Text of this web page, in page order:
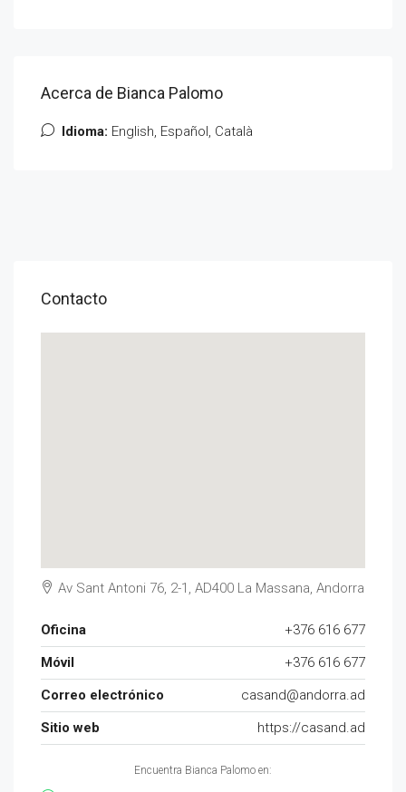
Acerca de Bianca Palomo
Idioma: English, Español, Català
Contacto
Av Sant Antoni 76, 2-1, AD400 La Massana, Andorra
Oficina
+376 616 677
Móvil
+376 616 677
Correo electrónico
casand@andorra.ad
Sitio web
https://casand.ad
Encuentra Bianca Palomo en: